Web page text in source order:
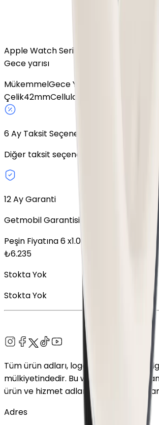
Apple Watch Series 3 Paslanmaz
Gece yarısı
MükemmelGece Yarısı Spor Siyah
Çelik42mmCellular
6Ay Taksit Seçeneği
Diğer taksit seçeneklerini keşfedin.
12 Ay Garanti
Getmobil Garantisi
Peşin Fiyatına6x1.039,17
₺6.235
Stokta Yok
Stokta Yok
Tüm ürün adları, logolar ve markalar
mülkiyetindedir. Bu web sitesinde
ürün ve hizmet adları yalnızca
Adres